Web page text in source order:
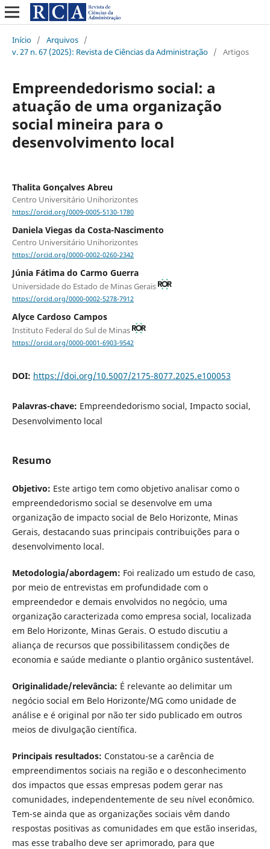
Início / Arquivos /
v. 27 n. 67 (2025): Revista de Ciências da Administração / Artigos
Empreendedorismo social: a
atuação de uma organização
social mineira para o
desenvolvimento local
Thalita Gonçalves Abreu
Centro Universitário Unihorizontes
https://orcid.org/0009-0005-5130-1780
Daniela Viegas da Costa-Nascimento
Centro Universitário Unihorizontes
https://orcid.org/0000-0002-0260-2342
Júnia Fátima do Carmo Guerra
Universidade do Estado de Minas Gerais
https://orcid.org/0000-0002-5278-7912
Alyce Cardoso Campos
Instituto Federal do Sul de Minas
https://orcid.org/0000-0001-6903-9542
DOI: https://doi.org/10.5007/2175-8077.2025.e100053
Palavras-chave: Empreendedorismo social, Impacto social,
Desenvolvimento local
Resumo
Objetivo: Este artigo tem como objetivo analisar como o
empreendedorismo social se desenvolve em uma
organização de impacto social de Belo Horizonte, Minas
Gerais, destacando suas principais contribuições para o
desenvolvimento local.
Metodologia/abordagem: Foi realizado um estudo de caso,
por meio de entrevistas em profundidade com o
empreendedor e demais envolvidos no negócio, uma
organização caracterizada como empresa social, localizada
em Belo Horizonte, Minas Gerais. O estudo discutiu a
aliança de recursos que possibilitassem condições de
economia e saúde mediante o plantio orgânico sustentável.
Originalidade/relevância: É relevante ao delimitar um
negócio social em Belo Horizonte/MG como unidade de
análise e é original por não ter sido publicado em outros
meios de divulgação científica.
Principais resultados: Constatou-se a carência de
empreendimentos sociais na região e o desconhecimento
dos impactos que essas empresas podem gerar nas
comunidades, independentemente de seu nível econômico.
Tem-se ainda que as organizações sociais vêm dando
respostas positivas as comunidades em que estão inseridas,
mas esse trabalho deve ser aprimorado, para que